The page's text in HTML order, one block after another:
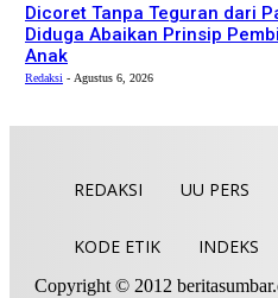
Dicoret Tanpa Teguran dari
Diduga Abaikan Prinsip
Anak
Redaksi - Agustus 6, 2026
REDAKSI UU PERS
KODE ETIK INDEKS
Copyright © 2012